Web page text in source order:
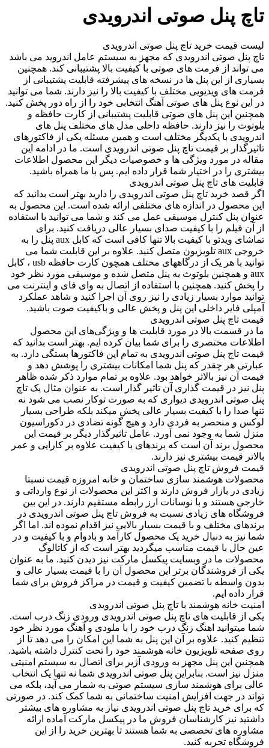
تاچ پنل صوتی اندرویدی
لیست قیمت خرید تاچ پنل صوتی اندرویدی
تاچ پنل صوتی اندرویدی که مجهز به سیستم عامل اندروید می باشد
می تواند از فرمت های صوتی با کیفیت بالا پشتیبانی کند. همچنین
بسیاری از این پنل ها در نسخه های پیشرفته قابلیت پشتیبانی از
فرمت های ویدیویی مختلف با کیفیت بالا را نیز دارند. شما می‌ توانید
در این نوع پنل های صوتی آهنگ انتخابی خود را از راه دور پخش کنید.
همچنین این پنل های صوتی قابلیت پشتیبانی از کارت حافظه و
بلوتوث را نیز دارند. حافظه داخلی مدل های مختلف پنل های
اندرویدی با یکدیگر مختلف است و همین مسئله یکی از فاکتورهای
تاثیرگذار بر قیمت تاچ پنل صوتی اندرویدی است. ما در ادامه این
مقاله در مورد ویژگی ها و خصوصیات دیگر این محصول اطلاعات
بیشتری را در اختیار شما قرار داده ایم. پس با ما همراه باشید.
قابلیت های تاچ پنل صوتی اندرویدی
اگر قصد خرید تاچ پنل صوتی اندرویدی را دارید بهتر است بدانید که
این محصول در اندازه های مختلفی ارائه شده است. این محصول به
عنوان پنل کنترل موسیقی عمل می کند و شما می توانید با استفاده
از آن فیلم را با کیفیت صدای بسیار عالی دریافت کنید. برای
تماشای ویدئو با کیفیت بالا تنها کافی است که کابل aux پنل را به
خروجی aux تلویزیون متصل کنید. علاوه بر این قابلیت شما می
توانید با هر یک از درگاههای مختلف همچون کارت حافظه usb ، کابل
aux و همچنین بلوتوث به پنل متصل شده و موسیقی مورد نظر خود
را پخش کنید. همچنین با استفاده از اتصال به وای فای و اینترنت می
توانید موارد بسیار زیادی را نیز روی آن اجرا کنید و شاهد عملکرد
آمپلی فایر داخلی این پنل و پخش عالی و باکیفیت صوت باشید.
قیمت تاچ پنل صوتی اندرویدی
ما در قسمت بالا در مورد قابلیت ‌ها و ویژگی‌های این محصول
اطلاعات مختصری را برای شما بیان کرده‌ ایم. بهتر است بدانید که
قیمت تاچ پنل صوتی اندرویدی به تمام این فاکتورها بستگی دارد. به
عبارتی هر چقدر که پنل شما امکانات بیشتری را پوشش دهد و
قیمت آن نیز بالاتر خواهد بود. علاوه بر تمام موارد ذکر شده ظاهر
پنل نیز در قیمت گذاری آن تاثیر گذار است. به عنوان مثال یک تاچ
پنل صوتی اندرویدی دیواری که به صورت توکار نصب می شود نه
تنها صدا را با کیفیت بسیار عالی پخش میکند بلکه طراحی بسیار
لوکس و منحصر به فردی دارد و هیچ گونه تضادی در دکوراسیون
منزل شما به وجود نمی آورد. عامل تاثیرگذار دیگر بر قیمت این
محصول برند آن است که برندهای با کیفیت علاوه بر کارایی و عمر
بالاتر قیمت بیشتری نیز دارند.
قیمت فروش تاچ پنل صوتی اندرویدی
محصولات هوشمند سازی ساختمان و خانه امروزه قیمت نسبتا
زیادی در بازار فروش دارند و اکثر این محصولات از نوع وارداتی و
خارجی هستند و با نوسانات ارز رابطه مستقیم دارند. در این بین
فروشگاه های زیادی نسبت به فروش تاچ پنل صوتی اندرویدی در
برندهای مختلف و با قیمت بسیار بالایی نیز اقدام نموده اند. اما اگر
شما نیز به دنبال خرید یک محصول کارآمد و بادوام و با کیفیت و در
عین حال با قیمت مناسب میگردید بهتر است که از کاتالوگ
محصولات ما در وبسایت پیکسل مارکت نیز دیدن کنید. ما به عنوان
یکی از فروشندگان برتر این محصول آن را با قیمت بسیار عالی و
بدون واسطه با تضمین کیفیت و قیمت در مراکز فروش برای شما
قرار داده ایم.
امنیت خانه هوشمند با تاچ پنل صوتی اندرویدی
یکی از قابلیت های تاچ پنل صوتی اندرویدی ورودی زنگ درب است.
شما میتوانید اهنگ زنگ درب خود را با ملودی و آهنگ مورد نظر خود
تنظیم کنید. علاوه بر آن این پنل به شما این امکان را می ‌دهد تا از
روی صفحه تلویزیون خانه هوشمند خود را تحت کنترل داشته باشید.
همچنین این پنل مجهز به ورودی آژیر برای اتصال به سیستم امنیتی
منزل نیز است. بنابراین پنل صوتی اندرویدی شما نه تنها یک انتخاب
عالی برای هوشمند سازی سیستم صوتی به شمار می آید، بلکه می
تواند در جهت افزایش امنیت ساختمانی به شما کمک کند. در صورتی
که برای خرید تاچ پنل صوتی اندرویدی نیاز به مشاوره های بیشتر
داشتید نیز کارشناسان فروش ما در پیکسل مارکت آماده ارائه
مشاوره های تخصصی به شما هستند تا بهترین خرید را از این
فروشگاه تجربه کنید.